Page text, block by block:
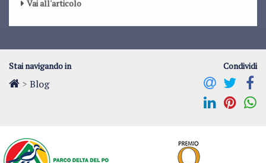
Vai all'articolo
Stai navigando in
> Blog
Condividi